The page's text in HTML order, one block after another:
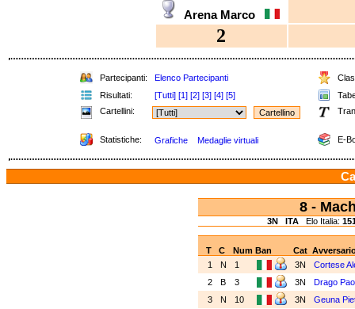
Arena Marco
2
Partecipanti: Elenco Partecipanti
Risultati:
[Tutti] [1] [2] [3] [4] [5]
Cartellini:
Statistiche: Grafiche Medaglie virtuali E-
8 -
3N ITAElo Italia:
T C NumBan Cat
1
N 1 3N
Cortese
2
B 3 3N
Drago
3
N 10 3N
Geuna